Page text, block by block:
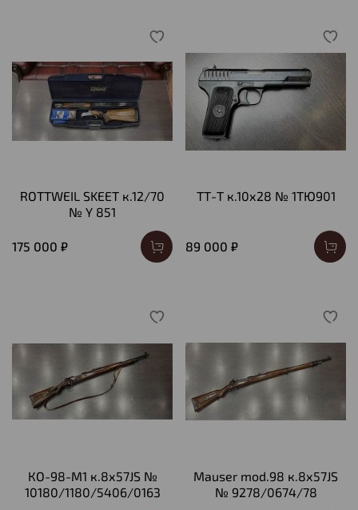
ROTTWEIL SKEET к.12/70
№ Y 851
175 000 ₽
ТТ-Т к.10х28 № 1ТЮ901
89 000 ₽
КО-98-М1 к.8х57JS №
10180/1180/5406/0163
Mauser mod.98 к.8х57JS
№ 9278/0674/78